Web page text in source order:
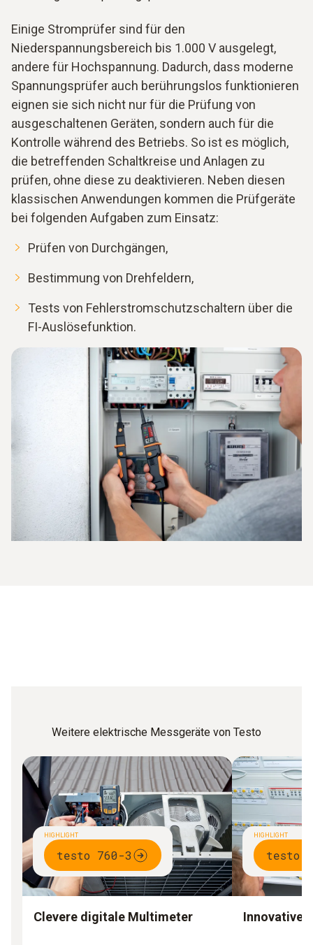
Einige Stromprüfer sind für den
Niederspannungsbereich bis 1.000 V ausgelegt,
andere für Hochspannung. Dadurch, dass moderne
Spannungsprüfer auch berührungslos funktionieren
eignen sie sich nicht nur für die Prüfung von
ausgeschaltenen Geräten, sondern auch für die
Kontrolle während des Betriebs. So ist es möglich,
die betreffenden Schaltkreise und Anlagen zu
prüfen, ohne diese zu deaktivieren. Neben diesen
klassischen Anwendungen kommen die Prüfgeräte
bei folgenden Aufgaben zum Einsatz:
Prüfen von Durchgängen,
Bestimmung von Drehfeldern,
Tests von Fehlerstromschutzschaltern über die
FI-Auslösefunktion.
Weitere elektrische Messgeräte von Testo
HIGHLIGHT
testo 760-3
Clevere digitale Multimeter
HIGHLIGHT
testo
Innovative